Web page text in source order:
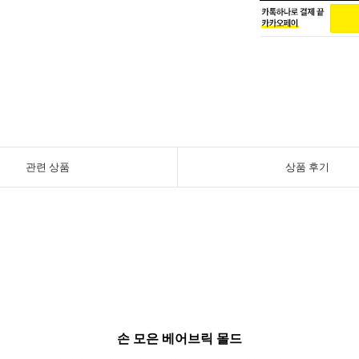
관련 상품 상품 후기
손 모은 베어브릭 몰드